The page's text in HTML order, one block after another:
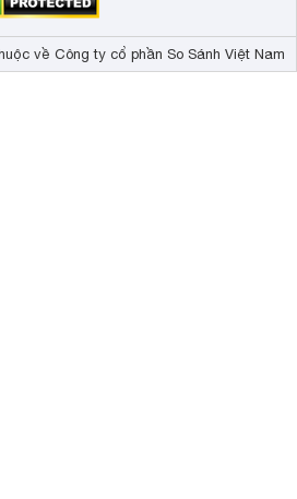
về Công ty cổ phần So Sánh Việt Nam